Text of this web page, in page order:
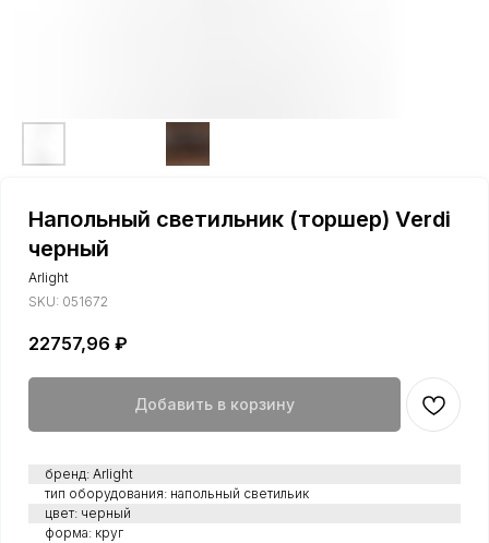
Напольный светильник (торшер) Verdi
черный
Arlight
SKU: 051672
22757,96 ₽
Добавить в корзину
бренд: Arlight
тип оборудования: напольный светильик
цвет: черный
форма: круг